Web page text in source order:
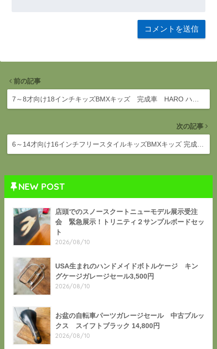
前の記事
7～8才向け18インチキッズBMXキッズ 完成車 HARO ハ…
次の記事
6～14才向け16インチフリースタイルキッズBMXキッズ 完成…
NEW POST
店頭でのスノースクートニューモデル展示受注
会 緊急展示！トリニティ２サンプルボードセッ
ト
2026/08/10
USA生まれのハンドメイドボトルケージ キン
グケージガレージセール3,500円
2026/08/10
お盆の自転車パーツガレージセール 中古ブルッ
クス スイフトブラック 14,800円
2026/08/10